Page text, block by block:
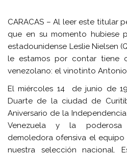
CARACAS –Al leer este titular
que en su momento hubiese
estadounidense Leslie Nielsen
le estamos por contar tiene
venezolano: el vinotinto Antonio
El miércoles 14 de junio de
Duarte de la ciudad de
Aniversario de la
Venezuela y la poderosa
demoledora ofensiva el
nuestra selección nacional.